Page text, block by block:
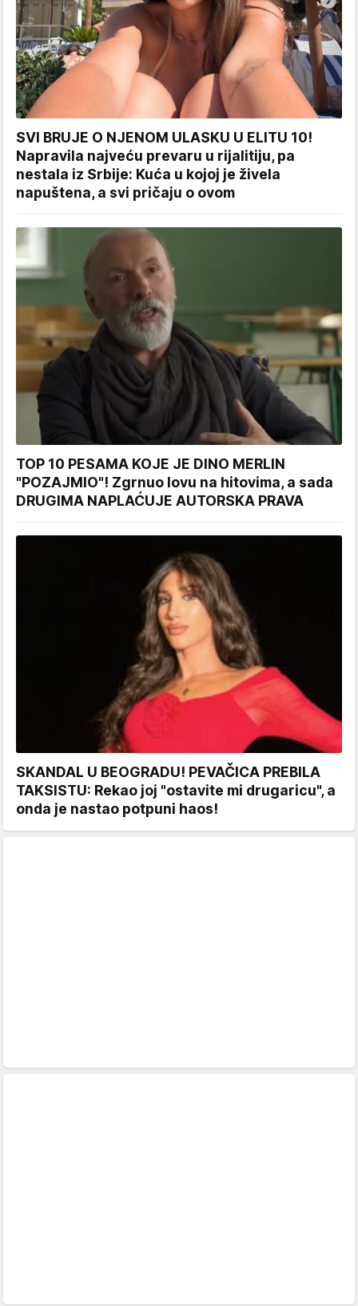
SVI BRUJE O NJENOM ULASKU U ELITU 10!
Napravila najveću prevaru u rijalitiju, pa
nestala iz Srbije: Kuća u kojoj je živela
napuštena, a svi pričaju o ovom
TOP 10 PESAMA KOJE JE DINO MERLIN
"POZAJMIO"! Zgrnuo lovu na hitovima, a sada
DRUGIMA NAPLAĆUJE AUTORSKA PRAVA
SKANDAL U BEOGRADU! PEVAČICA PREBILA
TAKSISTU: Rekao joj "ostavite mi drugaricu", a
onda je nastao potpuni haos!